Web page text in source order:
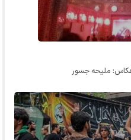
عکاس: ملیحه جسور